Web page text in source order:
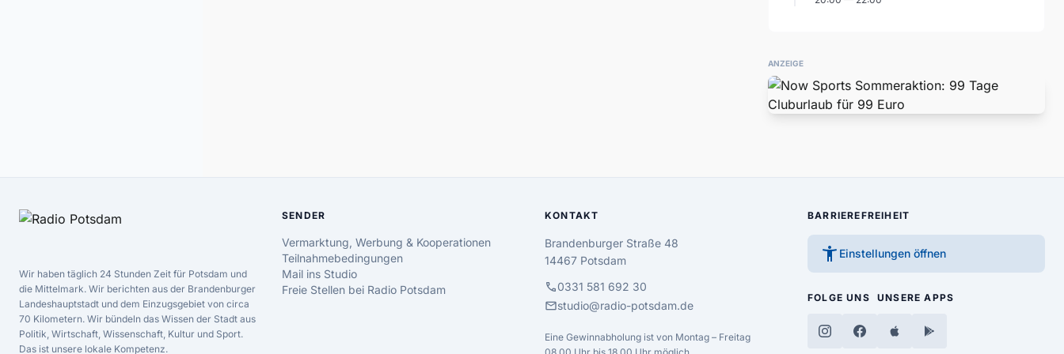
ANZEIGE
Wir haben täglich 24 Stunden Zeit für Potsdam und
die Mittelmark. Wir berichten aus der Brandenburger
Landeshauptstadt und dem Einzugsgebiet von circa
70 Kilometern. Wir bündeln das Wissen der Stadt aus
Politik, Wirtschaft, Wissenschaft, Kultur und Sport.
Das ist unsere lokale Kompetenz.
SENDER
Vermarktung, Werbung & Kooperationen
Teilnahmebedingungen
Mail ins Studio
Freie Stellen bei Radio Potsdam
KONTAKT
Brandenburger Straße 48
14467 Potsdam
call0331 581 692 30
mailstudio@radio-potsdam.de
Eine Gewinnabholung ist von Montag – Freitag
BARRIEREFREIHEIT
accessibility_new Einstellungen öffnen
FOLGE UNS UNSERE APPS